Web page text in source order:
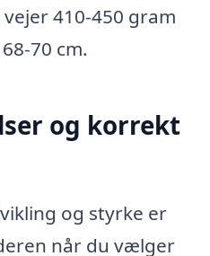
410-450 gram
70 cm.
og korrekt
og styrke er
når du vælger